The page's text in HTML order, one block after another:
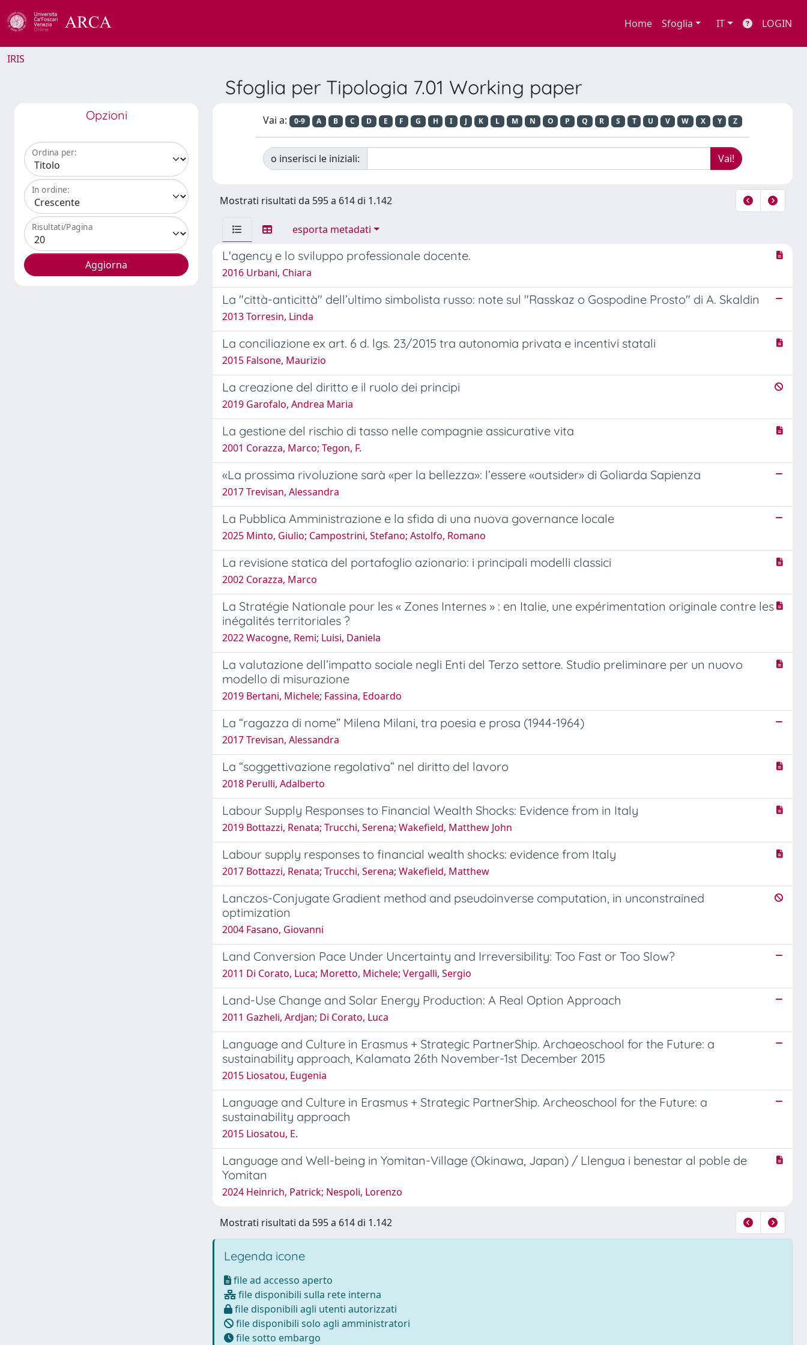
Home Sfoglia IT LOGIN
IRIS
Sfoglia per Tipologia 7.01 Working paper
Opzioni
Ordina per:
In ordine:
Risultati/Pagina
Vai a: 0-9 A B C D E F G H I J K L M N O P Q R S T U V W X Y Z
o inserisci le iniziali:
Mostrati risultati da 595 a 614 di 1.142
esporta metadati
L'agency e lo sviluppo professionale docente.
2016 Urbani, Chiara
La "città-anticittà" dell’ultimo simbolista russo: note sul "Rasskaz o Gospodine Prosto" di A. Skaldin
2013 Torresin, Linda
La conciliazione ex art. 6 d. lgs. 23/2015 tra autonomia privata e incentivi statali
2015 Falsone, Maurizio
La creazione del diritto e il ruolo dei principi
2019 Garofalo, Andrea Maria
La gestione del rischio di tasso nelle compagnie assicurative vita
2001 Corazza, Marco; Tegon, F.
«La prossima rivoluzione sarà «per la bellezza»: l’essere «outsider» di Goliarda Sapienza
2017 Trevisan, Alessandra
La Pubblica Amministrazione e la sfida di una nuova governance locale
2025 Minto, Giulio; Campostrini, Stefano; Astolfo, Romano
La revisione statica del portafoglio azionario: i principali modelli classici
2002 Corazza, Marco
La Stratégie Nationale pour les « Zones Internes » : en Italie, une expérimentation originale contre les
inégalités territoriales ?
2022 Wacogne, Remi; Luisi, Daniela
La valutazione dell’impatto sociale negli Enti del Terzo settore. Studio preliminare per un nuovo
modello di misurazione
2019 Bertani, Michele; Fassina, Edoardo
La “ragazza di nome” Milena Milani, tra poesia e prosa (1944-1964)
2017 Trevisan, Alessandra
La “soggettivazione regolativa” nel diritto del lavoro
2018 Perulli, Adalberto
Labour Supply Responses to Financial Wealth Shocks: Evidence from in Italy
2019 Bottazzi, Renata; Trucchi, Serena; Wakefield, Matthew John
Labour supply responses to financial wealth shocks: evidence from Italy
2017 Bottazzi, Renata; Trucchi, Serena; Wakefield, Matthew
Lanczos-Conjugate Gradient method and pseudoinverse computation, in unconstrained
optimization
2004 Fasano, Giovanni
Land Conversion Pace Under Uncertainty and Irreversibility: Too Fast or Too Slow?
2011 Di Corato, Luca; Moretto, Michele; Vergalli, Sergio
Land-Use Change and Solar Energy Production: A Real Option Approach
2011 Gazheli, Ardjan; Di Corato, Luca
Language and Culture in Erasmus + Strategic PartnerShip. Archaeoschool for the Future: a
sustainability approach, Kalamata 26th November-1st December 2015
2015 Liosatou, Eugenia
Language and Culture in Erasmus + Strategic PartnerShip. Archeoschool for the Future: a
sustainability approach
2015 Liosatou, E.
Language and Well-being in Yomitan-Village (Okinawa, Japan) / Llengua i benestar al poble de
Yomitan
2024 Heinrich, Patrick; Nespoli, Lorenzo
Mostrati risultati da 595 a 614 di 1.142
Legenda icone
file ad accesso aperto
file disponibili sulla rete interna
file disponibili agli utenti autorizzati
file disponibili solo agli amministratori
file sotto embargo